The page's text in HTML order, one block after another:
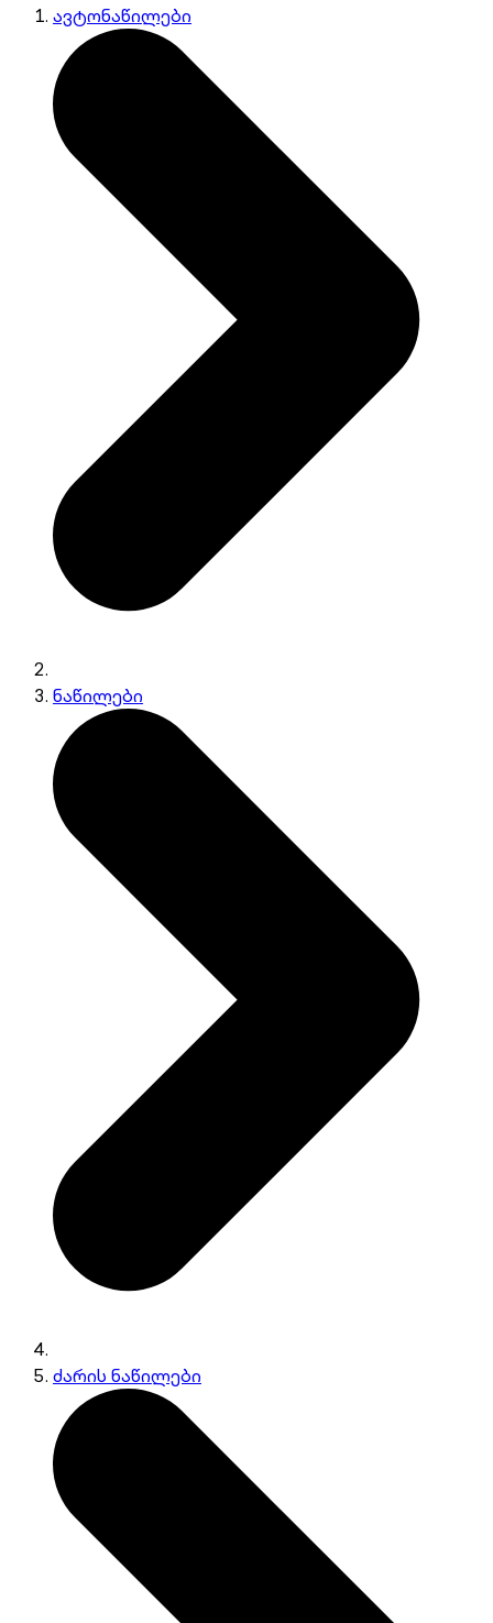
ავტონაწილები
ნაწილები
ძარის ნაწილები